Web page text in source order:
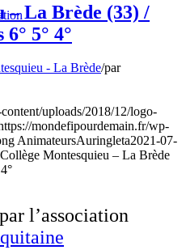
– La Brède (33) /
5° 4°
- La Brède/par
uploads/2018/12/logo-
mondefipourdemain.fr/wp-
AnimateursAuringleta2021-07-
Collège Montesquieu – La Brède
l’association